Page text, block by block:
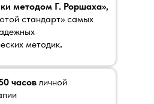
методом Г. Роршаха»,
стандарт» самых
методик.
часов личной